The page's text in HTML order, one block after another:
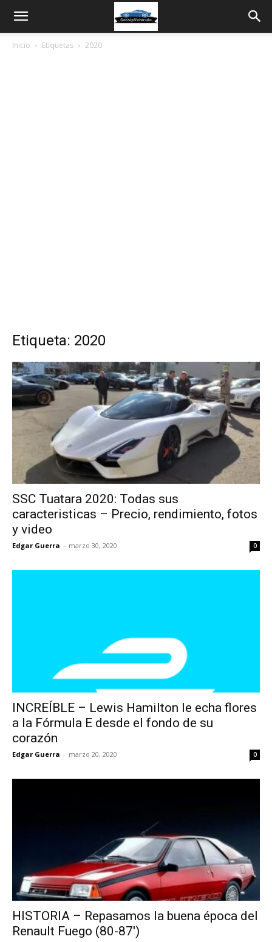
Inicio Etiquetas 2020
Etiqueta: 2020
SSC Tuatara 2020: Todas sus
caracteristicas – Precio, rendimiento, fotos
y video
Edgar Guerra - marzo 30, 2020 0
INCREÍBLE – Lewis Hamilton le echa flores
a la Fórmula E desde el fondo de su
corazón
Edgar Guerra - marzo 20, 2020 0
HISTORIA – Repasamos la buena época del
Renault Fuego (80-87′)